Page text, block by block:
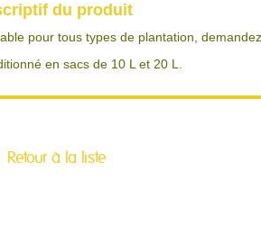
du produit
pour tous types de plantation,
en sacs de 10 L et 20 L.
Retour à la liste